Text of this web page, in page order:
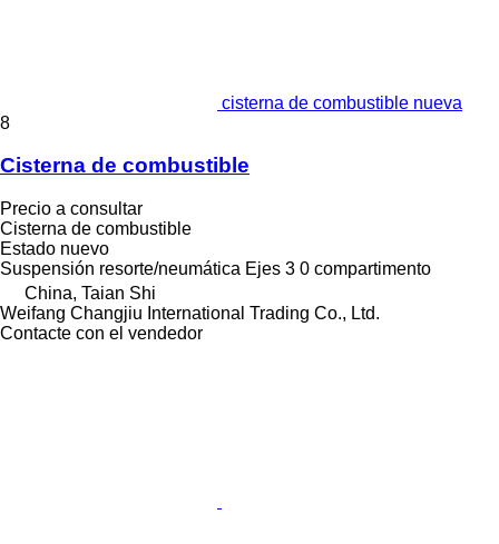
cisterna de combustible nueva
8
Cisterna de combustible
Precio a consultar
Cisterna de combustible
Estado nuevo
Suspensión resorte/neumática Ejes 3 0 compartimento
China, Taian Shi
Weifang Changjiu International Trading Co., Ltd.
Contacte con el vendedor